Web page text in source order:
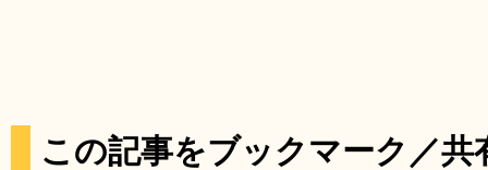
この記事をブックマーク／共